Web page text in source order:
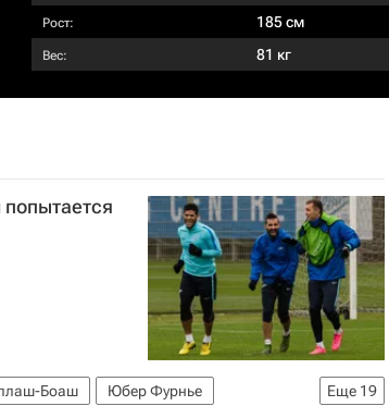
Рост: 185 см
Вес: 81 кг
Еще 19
Боаш
Юбер Фурнье